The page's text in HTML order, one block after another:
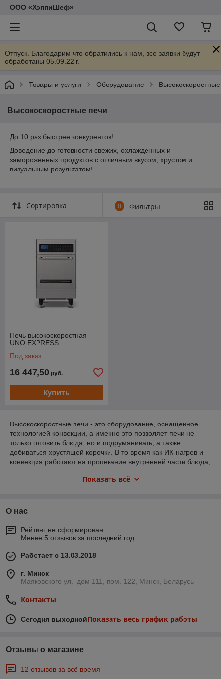
ООО «ХэппиШеф»
Отпуск. Благодарим что обратились к нам, все заявки будут
обработаны 05.09.22 г.
Товары и услуги Оборудование
Высокоскоростные печи
До 10 раз быстрее конкурентов!
Доведение до готовности свежих, охлажденных и
замороженных продуктов с отличным вкусом, хрустом и
визуальным результатом!
Сортировка 0 Фильтры
Печь высокоскоростная
UNO EXPRESS
Под заказ
16 447,50 руб.
Купить
Высокоскоростные печи - это оборудование, оснащенное
технологией конвекции, а именно это позволяет печи не
только готовить блюда, но и подрумянивать, а также
добиваться хрустящей корочки. В то время как ИК-нагрев и
конвекция работают на пропекание внутренней части блюда,
верхней части камеры в нижнюю, чтобы придать блюдам
Показать всё
О нас
Рейтинг не сформирован
Менее 5 отзывов за последний год
Работает с 13.03.2018
г. Минск
Маяковского ул., дом 111, пом. 122, Минск, Беларусь
Контакты
Сегодня выходнойПоказать весь график работы
Отзывы о магазине
12 отзывов за всё время